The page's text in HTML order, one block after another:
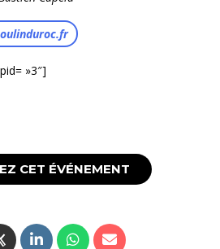
»3″]
CET ÉVÉNEMENT